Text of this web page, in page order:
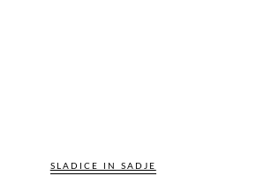
SLADICE IN SADJE